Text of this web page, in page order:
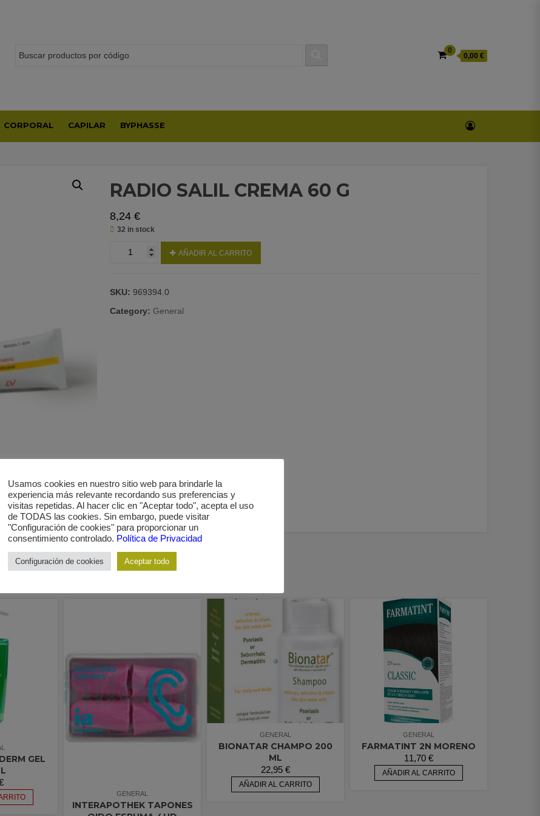
0
0,00 €
CORPORAL CAPILAR BYPHASSE
RADIO SALIL CREMA 60 G
8,24€
32 in stock
G
quantity
AÑADIR AL CARRITO
SKU:969394.0
Category: General
GEL
GENERAL
INTERAPOTHEK TAPONES
GENERAL
BIONATAR CHAMPO 200
ML
22,95 €
AÑADIR AL CARRITO
GENERAL
FARMATINT 2N MORENO
11,70 €
AÑADIR AL CARRITO
Usamos cookies en nuestro sitio web para brindarle la
experiencia más relevante recordando sus preferencias y
visitas repetidas. Al hacer clic en "Aceptar todo", acepta el uso
de TODAS las cookies. Sin embargo, puede visitar
"Configuración de cookies" para proporcionar un
consentimiento controlado. Política de Privacidad
Configuración de cookies Aceptar todo